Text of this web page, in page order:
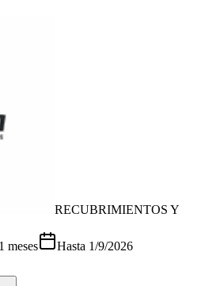
RECUBRIMIENTOS Y
meses Hasta 1/9/2026